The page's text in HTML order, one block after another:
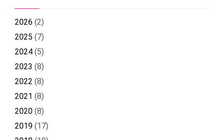
2026 (2)
2025 (7)
2024 (5)
2023 (8)
2022 (8)
2021 (8)
2020 (8)
2019 (17)